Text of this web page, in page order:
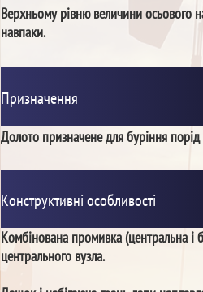
Верхньому рівню величини осьового
навпаки.
Призначення
Долото призначене для буріння порід
Конструктивні особливості
Комбінована промивка (центральна і
центрального вузла.